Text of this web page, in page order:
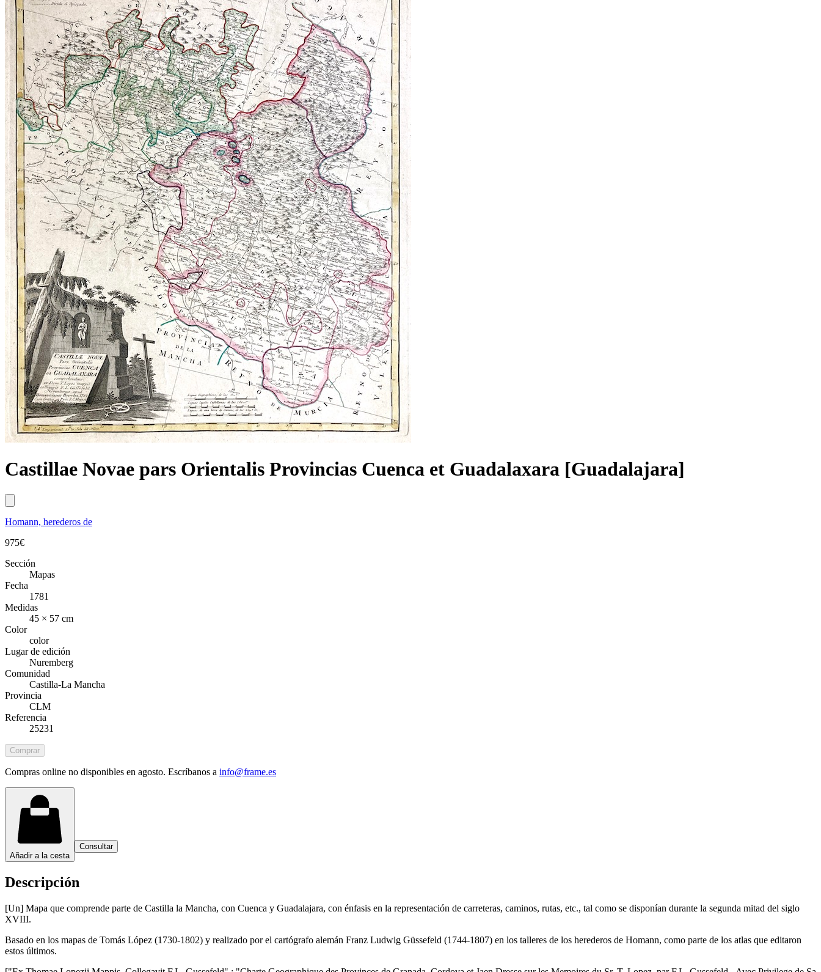
Castillae Novae pars Orientalis Provincias Cuenca et Guadalaxara [Guadalajara]
Homann, herederos de
975€
Sección
Mapas
Fecha
1781
Medidas
45 × 57 cm
Color
color
Lugar de edición
Nuremberg
Comunidad
Castilla-La Mancha
Provincia
CLM
Referencia
25231
Comprar
Compras online no disponibles en agosto. Escríbanos a info@frame.es
Añadir a la cesta
Consultar
Descripción
[Un] Mapa que comprende parte de Castilla la Mancha, con Cuenca y Guadalajara, con énfasis en la representación de carreteras, caminos, rutas, etc., tal como se disponían durante la segunda mitad del siglo
XVIII.
Basado en los mapas de Tomás López (1730-1802) y realizado por el cartógrafo alemán Franz Ludwig Güssefeld (1744-1807) en los talleres de los herederos de Homann, como parte de los atlas que editaron
estos últimos.